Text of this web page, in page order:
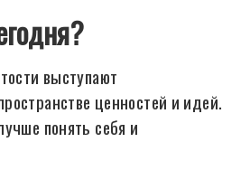
выступают
ценностей и идей.
понять себя и